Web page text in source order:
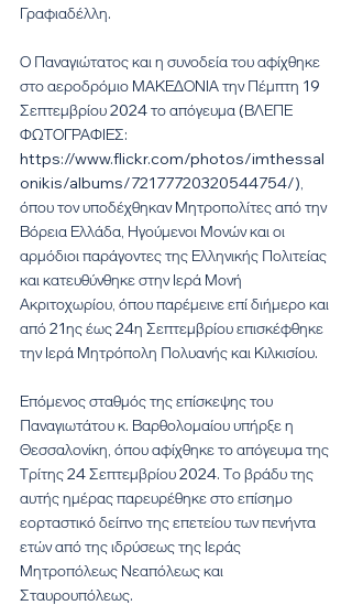
Γραφιαδέλλη.
Ο Παναγιώτατος και η συνοδεία του αφίχθηκε
στο αεροδρόμιο ΜΑΚΕΔΟΝΙΑ την Πέμπτη 19
Σεπτεμβρίου 2024 το απόγευμα (ΒΛΕΠΕ
ΦΩΤΟΓΡΑΦΙΕΣ:
https://www.flickr.com/photos/imthessal
onikis/albums/72177720320544754/),
όπου τον υποδέχθηκαν Μητροπολίτες από την
Βόρεια Ελλάδα, Ηγούμενοι Μονών και οι
αρμόδιοι παράγοντες της Ελληνικής Πολιτείας
και κατευθύνθηκε στην Ιερά Μονή
Ακριτοχωρίου, όπου παρέμεινε επί διήμερο και
από 21ης έως 24η Σεπτεμβρίου επισκέφθηκε
την Ιερά Μητρόπολη Πολυανής και Κιλκισίου.
Επόμενος σταθμός της επίσκεψης του
Παναγιωτάτου κ. Βαρθολομαίου υπήρξε η
Θεσσαλονίκη, όπου αφίχθηκε το απόγευμα της
Τρίτης 24 Σεπτεμβρίου 2024. Το βράδυ της
αυτής ημέρας παρευρέθηκε στο επίσημο
εορταστικό δείπνο της επετείου των πενήντα
ετών από της ιδρύσεως της Ιεράς
Μητροπόλεως Νεαπόλεως και
Σταυρουπόλεως.